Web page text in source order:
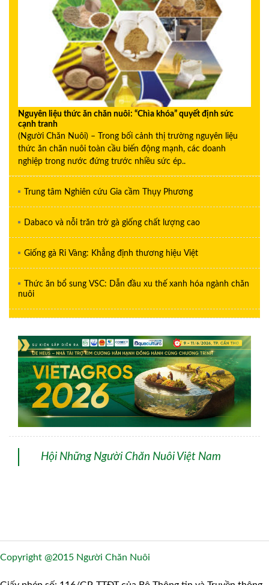
Nguyên liệu thức ăn chăn nuôi: “Chìa khóa” quyết định sức
cạnh tranh
(Người Chăn Nuôi) – Trong bối cảnh thị trường nguyên liệu
thức ăn chăn nuôi toàn cầu biến động mạnh, các doanh
nghiệp trong nước đứng trước nhiều sức ép..
Trung tâm Nghiên cứu Gia cầm Thụy Phương
Dabaco và nỗi trăn trở gà giống chất lượng cao
Giống gà Ri Vàng: Khẳng định thương hiệu Việt
Thức ăn bổ sung VSC: Dẫn đầu xu thế xanh hóa ngành chăn
nuôi
Hội Những Người Chăn Nuôi Việt Nam
Copyright @2015 Người Chăn Nuôi